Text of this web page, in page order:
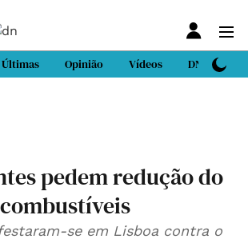
Últimas Opinião Vídeos DN Sport
pedem redução do
se em Lisboa contra o